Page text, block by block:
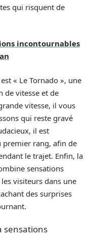
qui risquent de
incontournables
« Le Tornado », une
de vitesse et de
vitesse, il vous
qui reste gravé
il est
premier rang, afin de
le trajet. Enfin, la
sensations
visiteurs dans une
des surprises
sensations